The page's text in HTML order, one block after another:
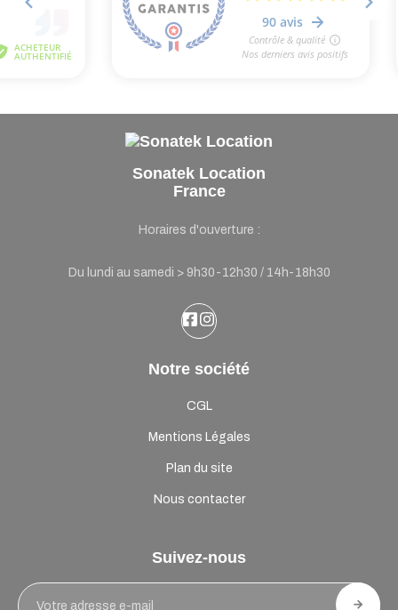
Sonatek Location
France
Horaires d'ouverture :
Du lundi au samedi > 9h30-12h30 / 14h-18h30
Notre société
CGL
Mentions Légales
Plan du site
Nous contacter
Suivez-nous